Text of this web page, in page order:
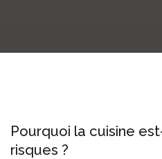
Pourquoi la cuisine
risques ?